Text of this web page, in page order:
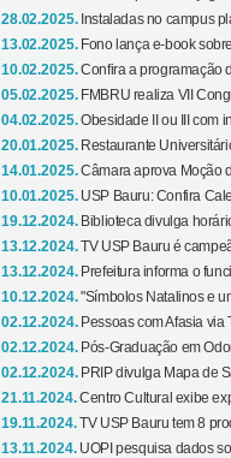
28.02.2025. Instaladas no campus
13.02.2025. Fono lança e-book
10.02.2025.Confira a programação
05.02.2025. FMBRU realiza VII
04.02.2025.Obesidade II ou III com
20.01.2025. Restaurante
14.01.2025.Câmara aprova Moção
10.01.2025. USP Bauru: Confira
19.12.2024. Biblioteca divulga
13.12.2024.TV USP Bauru é
13.12.2024. Prefeitura informa o
10.12.2024."Símbolos Natalinos e
02.12.2024. Pessoas com Afasia via
02.12.2024. Pós-Graduação em
02.12.2024. PRIP divulga Mapa de
21.11.2024.Centro Cultural exibe
19.11.2024.TV USP Bauru tem 8
13.11.2024. UOPI pesquisa dados